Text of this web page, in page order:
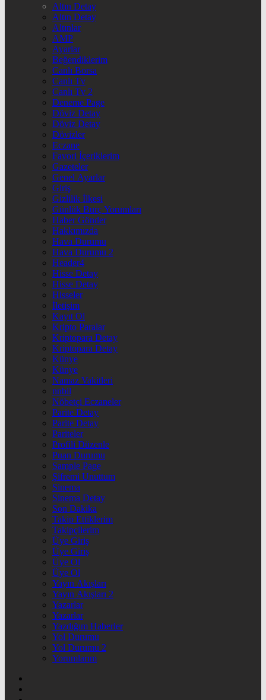
Altın Detay
Altın Detay
Altınlar
AMP
Ayarlar
Beğendiklerim
Canlı Borsa
Canlı Tv
Canlı Tv 2
Deneme Page
Döviz Detay
Döviz Detay
Dövizler
Eczane
Favori İçeriklerim
Gazeteler
Genel Ayarlar
Giriş
Gizlilik İlkesi
Günlük Burç Yorumları
Haber Gönder
Hakkımızda
Hava Durumu
Hava Durumu 2
Header4
Hisse Detay
Hisse Detay
Hisseler
İletişim
Kayıt Ol
Kripto Paralar
Kriptopara Detay
Kriptopara Detay
Künye
Künye
Namaz Vakitleri
nnbil
Nöbetçi Eczaneler
Parite Detay
Parite Detay
Pariteler
Profili Düzenle
Puan Durumu
Sample Page
Şifremi Unuttum
Sinema
Sinema Detay
Son Dakika
Takip Ettiklerim
Takipçilerim
Üye Giriş
Üye Giriş
Üye Ol
Üye Ol
Yayın Akışları
Yayın Akışları 2
Yazarlar
Yazarlar
Yazdığım Haberler
Yol Durumu
Yol Durumu 2
Yorumlarım